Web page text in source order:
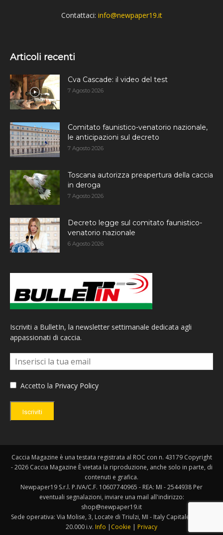
Contattaci: info@newpaper19.it
Articoli recenti
Cva Cascade: il video del test
7 Agosto 2026
Comitato faunistico-venatorio nazionale,
le anticipazioni sul decreto
7 Agosto 2026
Toscana autorizza preapertura della caccia
in deroga
7 Agosto 2026
Decreto legge sul comitato faunistico-
venatorio nazionale
6 Agosto 2026
Iscriviti a BulletIn, la newsletter settimanale dedicata agli
appassionati di caccia.
Accetto la Privacy Policy
Iscriviti
Caccia Magazine è una testata registrata al ROC con n. 43179 Copyright
- 2026 Caccia Magazine È vietata la riproduzione, anche solo in parte, di
contenuti e grafica.
Newpaper19 S.r.l. P.IVA/C.F. 10607740965 - REA: MI - 2544938 Per
eventuali segnalazioni, inviare una mail all'indirizzo:
shop@newpaper19.it
Sede operativa: Via Molise, 3, Locate di Triulzi, MI - Italy Capitale Sociale:
20.000 i.v. Info | Cookie | Privacy